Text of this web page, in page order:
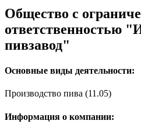
Общество с
ответственностью
пивзавод"
Основные виды деятельности:
Производство пива (11.05)
Информация о компании: